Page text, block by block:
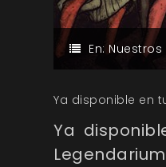
En:
Ya disponible en
Ya